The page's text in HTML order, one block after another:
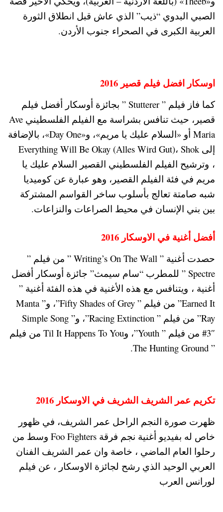
الصبي البدوي “ذيب” الذي عاش قبل انطلاق الثورة
العربية الكبرى في الصحراء جنوب الأردن.
اوسكار افضل فيلم قصير 2016
كما فاز فيلم ” Stutterer ” بجائزة أوسكار أفضل فيلم
قصير، حيث تنافس بشراسة مع الفيلم الفلسطيني Ave
Maria أو «السلام عليك يا مريم»، و«Day One»، بالإضافة
إلى Everything Will Be Okay (Alles Wird Gut)، Shok
، وترشيح الفيلم الفلسطيني القصير السلام عليك يا
مريم في فئة الفيلم القصير، وهو عبارة عن كوميديا
شبه صامتة تعالج بأسلوب ساخر القواسم المشتركة
بين بني الإنسان في محيط الصراعات والنزاعات.
أفضل أغنية في الاوسكار 2016
حصدت أغنية ” Writing’s On The Wall ” من فيلم ”
Spectre ” للمطرب “سام سيمث” جائزة أوسكار أفضل
أغنية ، ويتنافس مع هذه الأغنية في هذه الفئة أغنية ”
Earned It” من فيلم ” Fifty Shades of Grey”، و” Manta
Ray” من فيلم ” Racing Extinction”، و” Simple Song
#3″ من فيلم ” Youth”، وTil It Happens To You من فيلم
” The Hunting Ground.
تكريم عمر الشريف الشريف في الاوسكار 2016
ظهرت صورة النجم الراحل عمر الشريف، في ظهور
خاص له بفيديو أغنية نجم فرقة Foo Fighters وسط من
رحلوا العام الماضي ، خاصة وان عمر الشريف الفنان
العربي الوحيد الذي رشح لجائزة الاوسكار ، عن فيلم
لورانس العرب